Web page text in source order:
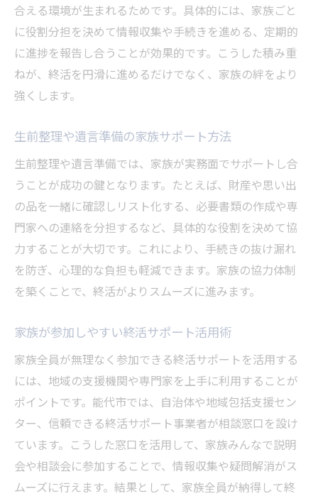
合える環境が生まれるためです。具体的には、家族ごと
に役割分担を決めて情報収集や手続きを進める、定期的
に進捗を報告し合うことが効果的です。こうした積み重
ねが、終活を円滑に進めるだけでなく、家族の絆をより
強くします。
生前整理や遺言準備の家族サポート方法
生前整理や遺言準備では、家族が実務面でサポートし合
うことが成功の鍵となります。たとえば、財産や思い出
の品を一緒に確認しリスト化する、必要書類の作成や専
門家への連絡を分担するなど、具体的な役割を決めて協
力することが大切です。これにより、手続きの抜け漏れ
を防ぎ、心理的な負担も軽減できます。家族の協力体制
を築くことで、終活がよりスムーズに進みます。
家族が参加しやすい終活サポート活用術
家族全員が無理なく参加できる終活サポートを活用する
には、地域の支援機関や専門家を上手に利用することが
ポイントです。能代市では、自治体や地域包括支援セン
ター、信頼できる終活サポート事業者が相談窓口を設け
ています。こうした窓口を活用して、家族みんなで説明
会や相談会に参加することで、情報収集や疑問解消がス
ムーズに行えます。結果として、家族全員が納得して終